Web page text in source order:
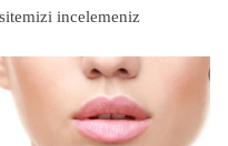
sitemizi incelemeniz